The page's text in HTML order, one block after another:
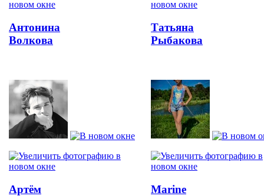
Антонина
Волкова
Татьяна
Рыбакова
Артём
Marine